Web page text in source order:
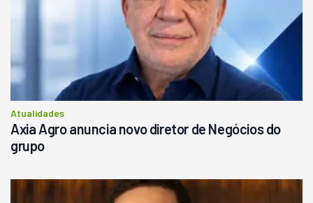
Atualidades
Axia Agro anuncia novo diretor de Negócios do
grupo